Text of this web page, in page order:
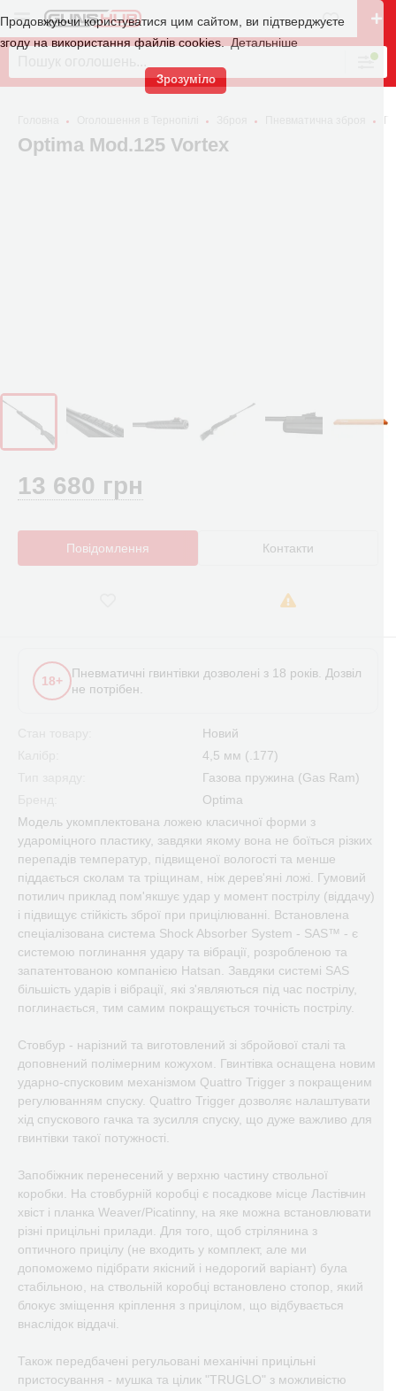
Продовжуючи користуватися цим сайтом, ви підтверджуєте
згоду на використання файлів cookies.
Детальніше
Зрозуміло
Optima Mod.125 Vortex
13 680 грн
Повідомлення Контакти
18+
Пневматичні гвинтівки дозволені з 18 років. Дозвіл
не потрібен.
Новий
4,5 мм (.177)
Газова пружина (Gas Ram)
Optima
Модель укомплектована ложею класичної форми з
удароміцного пластику, завдяки якому вона не боїться різких
перепадів температур, підвищеної вологості та менше
піддається сколам та тріщинам, ніж дерев'яні ложі. Гумовий
потилич приклад пом'якшує удар у момент пострілу (віддачу)
і підвищує стійкість зброї при прицілюванні. Встановлена
спеціалізована система Shock Absorber System - SAS™ - є
системою поглинання удару та вібрації, розробленою та
запатентованою компанією Hatsan. Завдяки системі SAS
більшість ударів і вібрації, які з'являються під час пострілу,
поглинається, тим самим покращується точність пострілу.
Стовбур - нарізний та виготовлений зі збройової сталі та
доповнений полімерним кожухом. Гвинтівка оснащена новим
ударно-спусковим механізмом Quattro Trigger з покращеним
регулюванням спуску. Quattro Trigger дозволяє налаштувати
хід спускового гачка та зусилля спуску, що дуже важливо для
гвинтівки такої потужності.
Запобіжник перенесений у верхню частину ствольної
коробки. На стовбурній коробці є посадкове місце Ластівчин
хвіст і планка Weaver/Picatinny, на яке можна встановлювати
різні прицільні прилади. Для того, щоб стрілянина з
оптичного прицілу (не входить у комплект, але ми
допоможемо підібрати якісний і недорогий варіант) була
стабільною, на ствольній коробці встановлено стопор, який
блокує зміщення кріплення з прицілом, що відбувається
внаслідок віддачі.
Також передбачені регульовані механічні прицільні
пристосування - мушка та цілик "TRUGLO" з можливістю